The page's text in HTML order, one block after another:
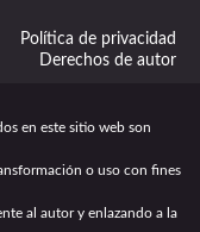
Política de privacidad
Derechos de autor
en este sitio web son
o uso con fines
al autor y enlazando a la